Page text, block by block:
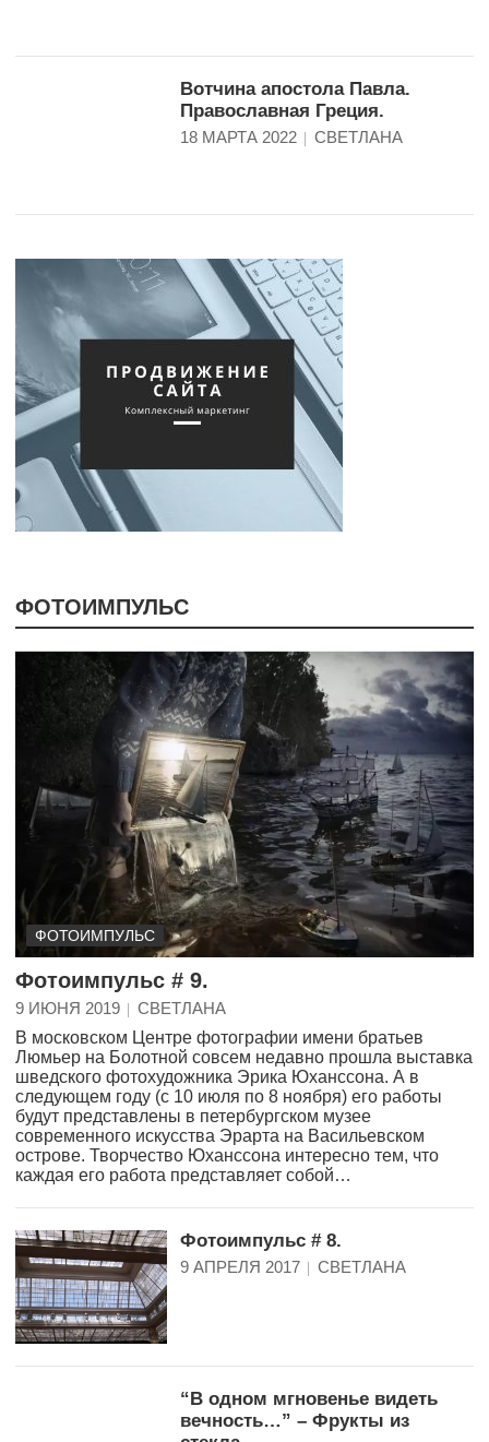
Вотчина апостола Павла.
Православная Греция.
18 МАРТА 2022 СВЕТЛАНА
ФОТОИМПУЛЬС
ФОТОИМПУЛЬС
Фотоимпульс # 9.
9 ИЮНЯ 2019
СВЕТЛАНА
В московском Центре фотографии имени братьев
Люмьер на Болотной совсем недавно прошла выставка
шведского фотохудожника Эрика Юханссона. А в
следующем году (с 10 июля по 8 ноября) его работы
будут представлены в петербургском музее
современного искусства Эрарта на Васильевском
острове. Творчество Юханссона интересно тем, что
каждая его работа представляет собой…
Фотоимпульс # 8.
9 АПРЕЛЯ 2017 СВЕТЛАНА
“В одном мгновенье видеть
вечность…” – Фрукты из